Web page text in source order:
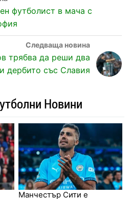
футболист в мача с
трябва да реши два
дербито със Славия
Новини
Манчестър Сити е